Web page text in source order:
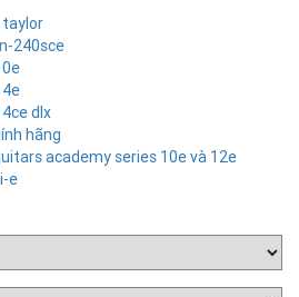
taylor
240sce
dlx
hãng
academy series 10e và 12e
e